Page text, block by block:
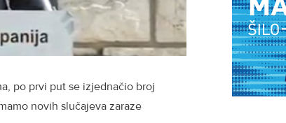
po prvi put se izjednačio broj
novih slučajeva zaraze